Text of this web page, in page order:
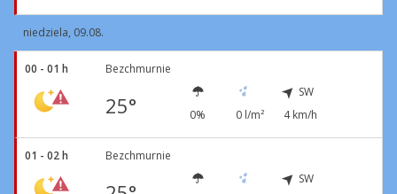
niedziela, 09.08.
00 - 01 h Bezchmurnie
25° 0% 0 l/m²
SW
4 km/h
01 - 02 h Bezchmurnie
SW